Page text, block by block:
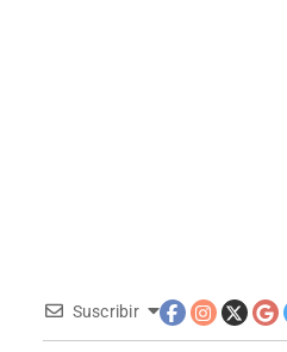
Suscribir